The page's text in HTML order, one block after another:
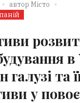
автор Місто
в
та
у